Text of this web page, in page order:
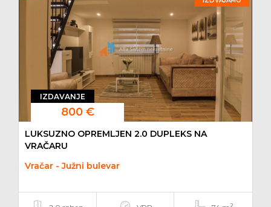
IZDAVANJE
800 €
LUKSUZNO OPREMLJEN 2.0 DUPLEKS NA
VRAČARU
Vračar - Južni bulevar
2